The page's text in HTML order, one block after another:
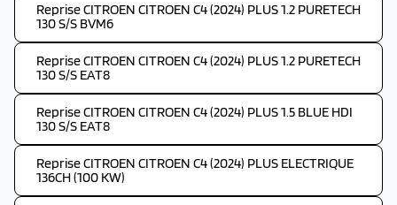
Reprise CITROEN CITROEN C4 (2024) PLUS 1.2 PURETECH
130 S/S BVM6
Reprise CITROEN CITROEN C4 (2024) PLUS 1.2 PURETECH
130 S/S EAT8
Reprise CITROEN CITROEN C4 (2024) PLUS 1.5 BLUE HDI
130 S/S EAT8
Reprise CITROEN CITROEN C4 (2024) PLUS ELECTRIQUE
136CH (100 KW)